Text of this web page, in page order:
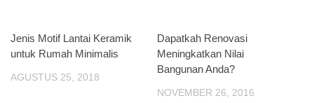
Jenis Motif Lantai Keramik
untuk Rumah Minimalis
AGUSTUS 25, 2018
Dapatkah Renovasi
Meningkatkan Nilai
Bangunan Anda?
NOVEMBER 26, 2016